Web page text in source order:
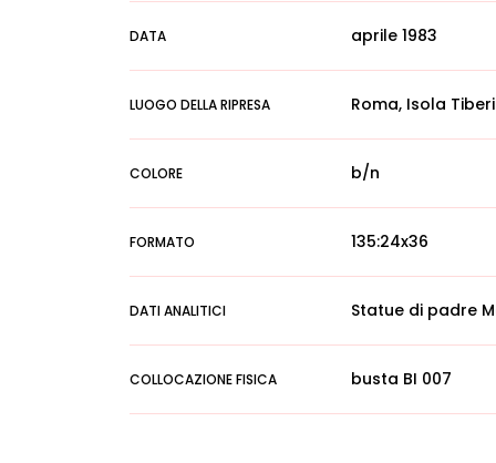
DATA aprile 1983
LUOGO DELLA RIPRESA Roma, Isola
COLORE b/n
FORMATO 135:24x36
DATI ANALITICI Statue di padre
COLLOCAZIONE FISICA busta BI 007